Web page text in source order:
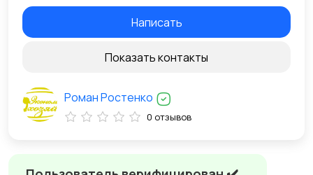
Написать
Показать контакты
Роман Ростенко
0 отзывов